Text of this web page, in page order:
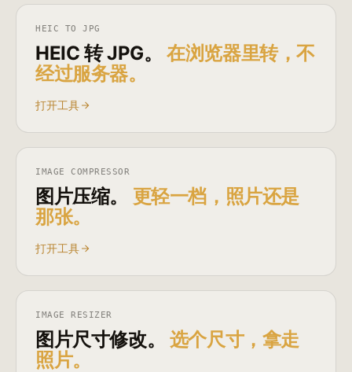
HEIC TO JPG
HEIC 转 JPG。
在浏览器里转，不
经过服务器。
打开工具
IMAGE COMPRESSOR
图片压缩。
更轻一档，照片还是
那张。
打开工具
IMAGE RESIZER
图片尺寸修改。
选个尺寸，拿走
照片。